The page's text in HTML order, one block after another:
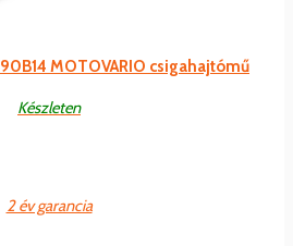
MOTOVARIO csigahajtómű
Készleten
2 év garancia